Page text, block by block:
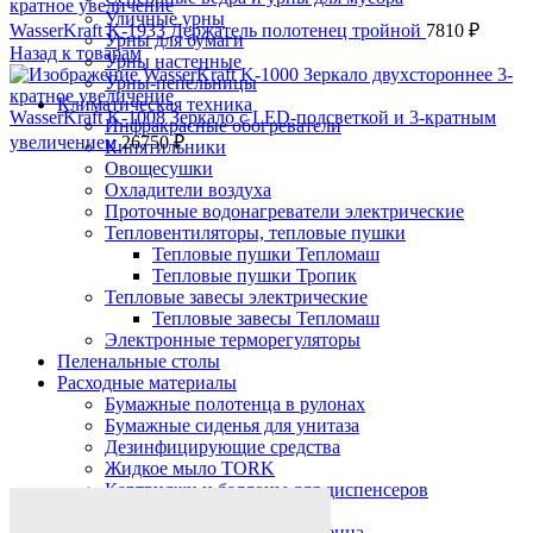
Уличные урны
Урны для бумаги
Урны настенные
Урны-пепельницы
Климатическая техника
Инфракрасные обогреватели
Кипятильники
Овощесушки
Охладители воздуха
Проточные водонагреватели электрические
Тепловентиляторы, тепловые пушки
Тепловые пушки Тепломаш
Тепловые пушки Тропик
Тепловые завесы электрические
Тепловые завесы Тепломаш
Электронные терморегуляторы
Пеленальные столы
Расходные материалы
Бумажные полотенца в рулонах
Бумажные сиденья для унитаза
Дезинфицирующие средства
Жидкое мыло TORK
Картриджи и баллоны для диспенсеров
WasserKraft K-1933 Держатель полотенец тройной 7810 ₽
Назад к товарам
WasserKraft K-1008 Зеркало с LED-подсветкой и 3-кратным
увеличением26750₽
Нажмите, чтобы увеличить